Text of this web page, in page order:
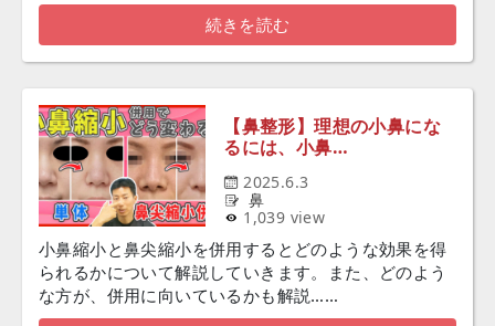
続きを読む
【鼻整形】理想の小鼻にな
るには、小鼻…
2025.6.3
鼻
1,039 view
小鼻縮小と鼻尖縮小を併用するとどのような効果を得
られるかについて解説していきます。また、どのよう
な方が、併用に向いているかも解説……